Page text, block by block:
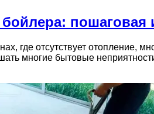
бойлера: пошаговая
где отсутствует отопление,
многие бытовые